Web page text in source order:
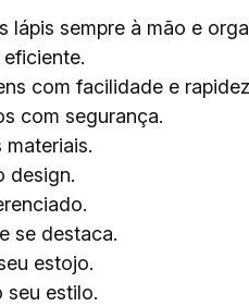
lápis sempre à mão e
com facilidade e
com segurança.
materiais.
design.
se destaca.
estojo.
seu estilo.